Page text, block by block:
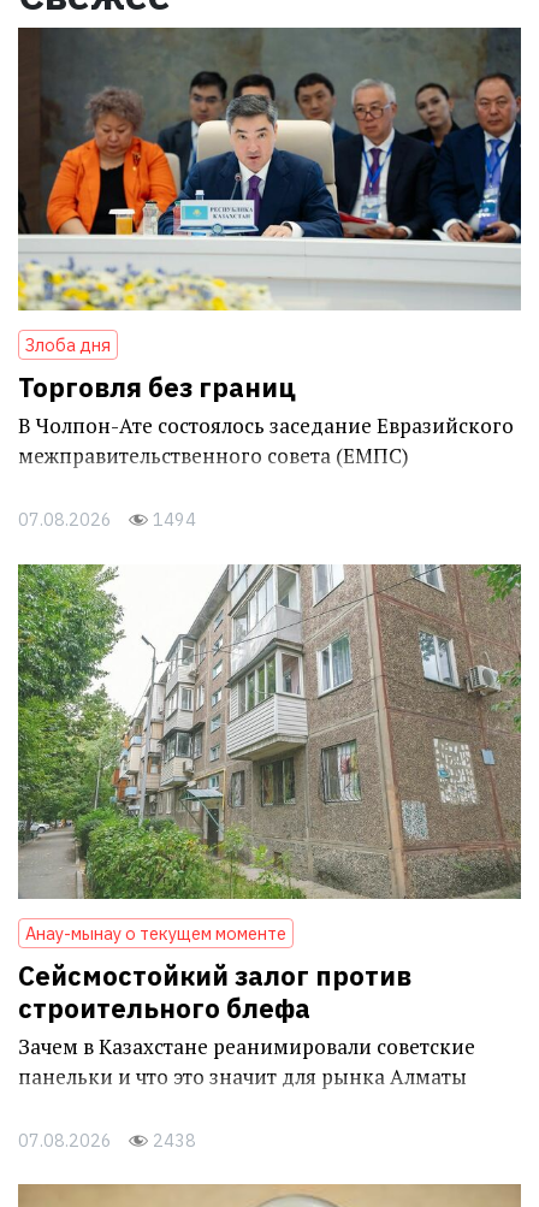
Злоба дня
Торговля без границ
В Чолпон-Ате состоялось заседание Евразийского
межправительственного совета (ЕМПС)
07.08.2026 1494
Анау-мынау о текущем моменте
Сейсмостойкий залог против
строительного блефа
Зачем в Казахстане реанимировали советские
панельки и что это значит для рынка Алматы
07.08.2026 2438